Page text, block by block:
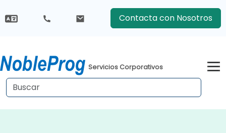
Contacta con Nosotros
Servicios Corporativos